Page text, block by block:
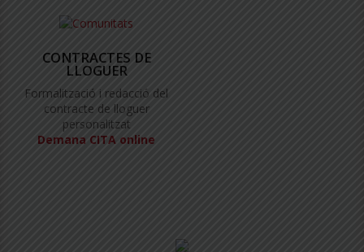
CONTRACTES DE
LLOGUER
Formalització i redacció del
contracte de lloguer
personalitzat
Demana CITA online